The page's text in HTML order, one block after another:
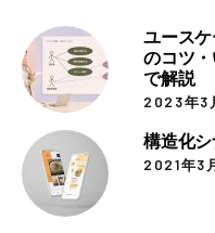
ユース
のコツ
で解説
2023年3
構造化
2021年3